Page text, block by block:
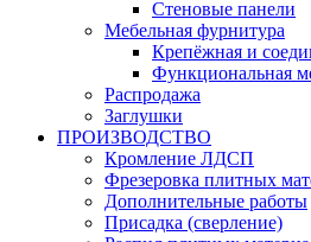
Стеновые панели
Мебельная фурнитура
Крепёжная и
Функциональная
Распродажа
Заглушки
ПРОИЗВОДСТВО
Кромление ЛДСП
Фрезеровка плитных
Дополнительные работы
Присадка (сверление)